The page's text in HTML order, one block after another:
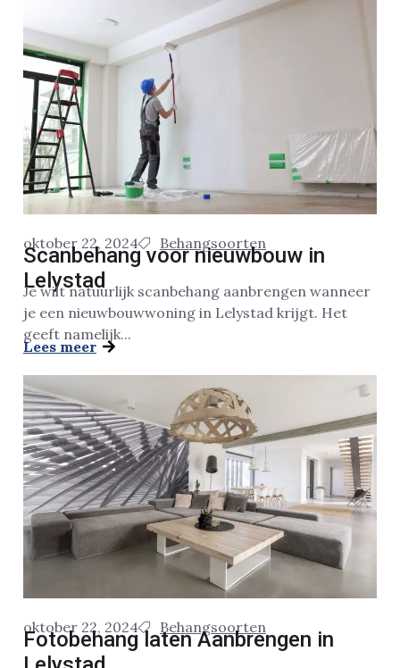
oktober 22, 2024 Behangsoorten
Scanbehang voor nieuwbouw in
Lelystad
Je wilt natuurlijk scanbehang aanbrengen wanneer
je een nieuwbouwwoning in Lelystad krijgt. Het
geeft namelijk...
Lees meer
oktober 22, 2024 Behangsoorten
Fotobehang laten Aanbrengen in